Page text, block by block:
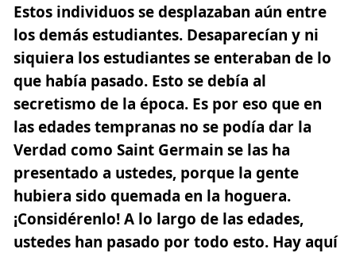
Estos individuos se desplazaban aún entre
los demás estudiantes. Desaparecían y ni
siquiera los estudiantes se enteraban de lo
que había pasado. Esto se debía al
secretismo de la época. Es por eso que en
las edades tempranas no se podía dar la
Verdad como Saint Germain se las ha
presentado a ustedes, porque la gente
hubiera sido quemada en la hoguera.
¡Considérenlo! A lo largo de las edades,
ustedes han pasado por todo esto. Hay aquí